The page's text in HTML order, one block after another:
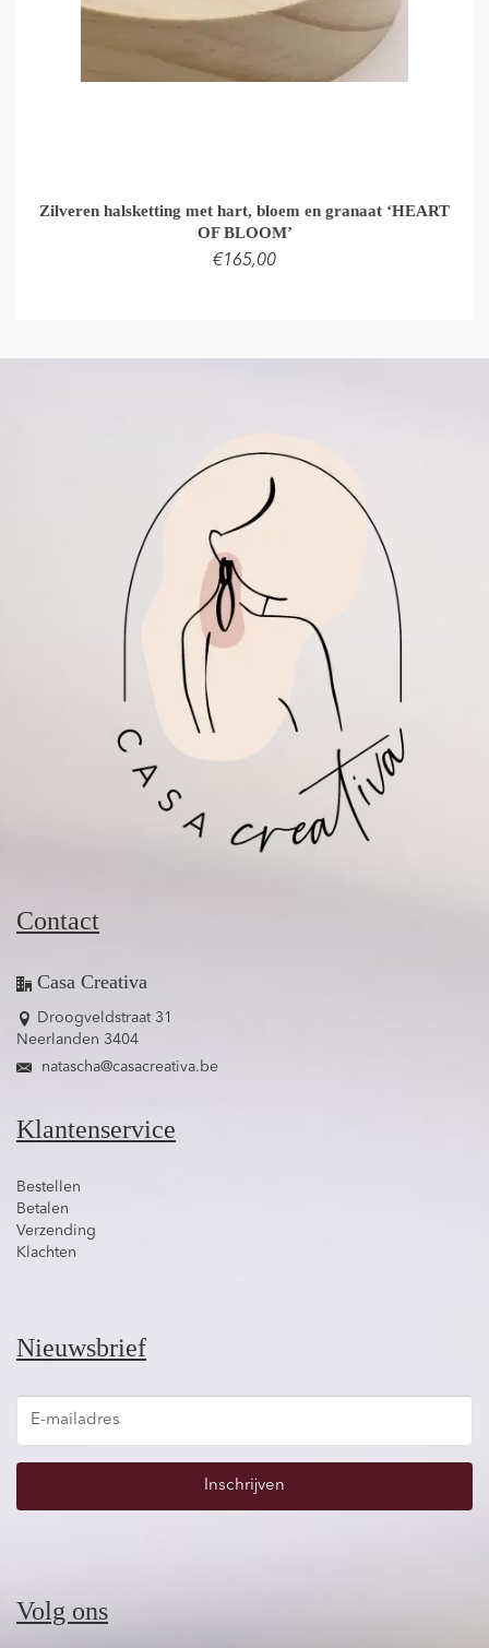
Zilveren halsketting met hart, bloem en granaat ‘HEART
OF BLOOM’
€165,00
Contact
Casa Creativa
Droogveldstraat 31
Neerlanden 3404
natascha@casacreativa.be
Klantenservice
Bestellen
Betalen
Verzending
Klachten
Nieuwsbrief
Inschrijven
Volg ons